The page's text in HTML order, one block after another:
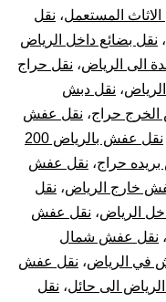
الاثاث المستعمل، نقل
، نقل بضائع داخل الرياض
الى الرياض، نقل حراج
، نقل دبش
حراج، نقل عفش
نقل عفش بالرياض 200
حراج، نقل عفش
خارج الرياض، نقل
الرياض، نقل عفش
، نقل عفش شمال
في الرياض، نقل عفش
الى حائل، نقل